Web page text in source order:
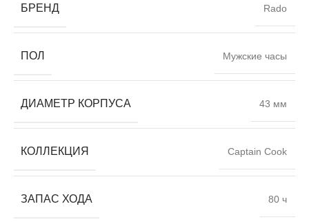
БРЕНД Rado
ПОЛ Мужские часы
ДИАМЕТР КОРПУСА 43 мм
КОЛЛЕКЦИЯ Captain Cook
ЗАПАС ХОДА 80 ч